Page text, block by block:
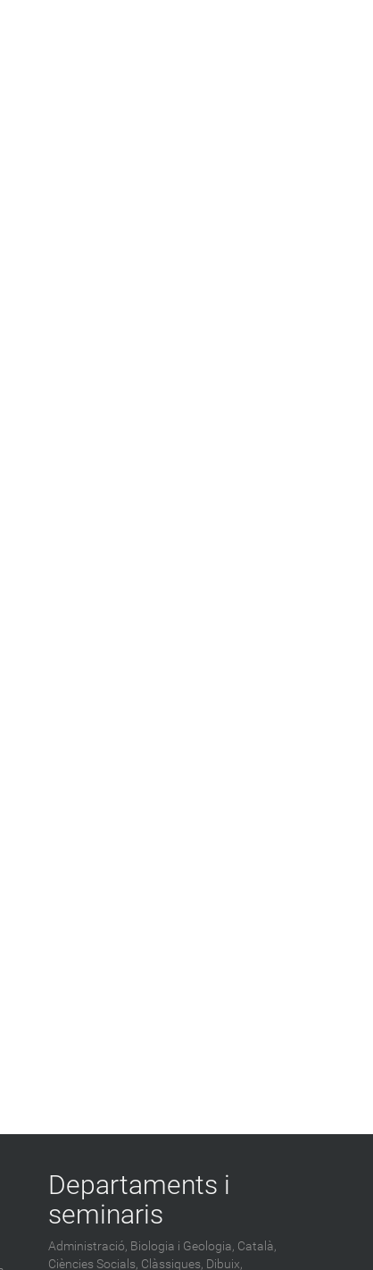
Departaments i
seminaris
Administració, Biologia i Geologia, Català,
Ciències Socials, Clàssiques, Dibuix,